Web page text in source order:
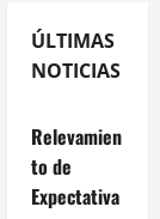
ÚLTIMAS
NOTICIAS
Relevamien
to de
Expectativa